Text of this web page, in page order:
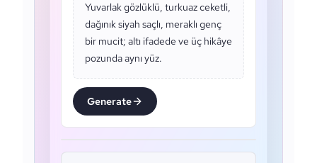
Yuvarlak gözlüklü, turkuaz ceketli,
dağınık siyah saçlı, meraklı genç
bir mucit; altı ifadede ve üç hikâye
pozunda aynı yüz.
Generate